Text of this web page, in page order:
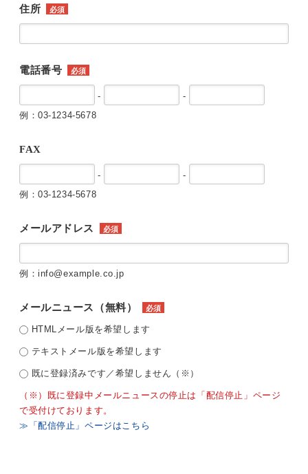
住所 必須
電話番号 必須
-
-
例：03-1234-5678
FAX
-
-
例：03-1234-5678
メールアドレス 必須
例：info@example.co.jp
メールニュース（無料） 必須
HTMLメール版を希望します
テキストメール版を希望します
既に登録済みです／希望しません（※）
（※）既に登録中メールニュースの停止は「配信停止」ページ
で受付けております。
≫「配信停止」ページはこちら